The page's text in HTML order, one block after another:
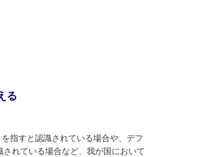
る
指すと認識されている場合や、デフ
れている場合など、我が国において